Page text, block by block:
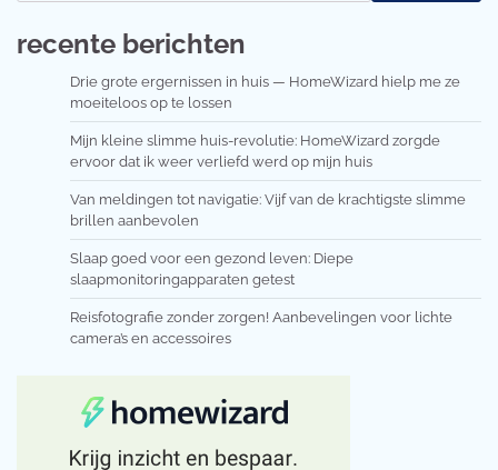
recente berichten
Drie grote ergernissen in huis — HomeWizard hielp me ze
moeiteloos op te lossen
Mijn kleine slimme huis-revolutie: HomeWizard zorgde
ervoor dat ik weer verliefd werd op mijn huis
Van meldingen tot navigatie: Vijf van de krachtigste slimme
brillen aanbevolen
Slaap goed voor een gezond leven: Diepe
slaapmonitoringapparaten getest
Reisfotografie zonder zorgen! Aanbevelingen voor lichte
camera’s en accessoires